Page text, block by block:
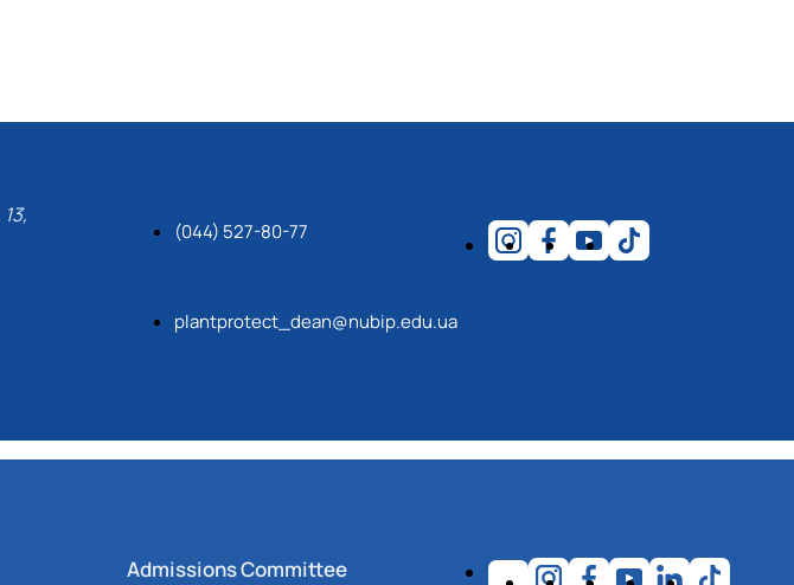
(044) 527-80-77
plantprotect_dean@nubip.edu.ua
Admissions Committee